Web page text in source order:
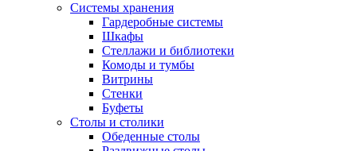
Системы хранения
Гардеробные системы
Шкафы
Стеллажи и библиотеки
Комоды и тумбы
Витрины
Стенки
Буфеты
Столы и столики
Обеденные столы